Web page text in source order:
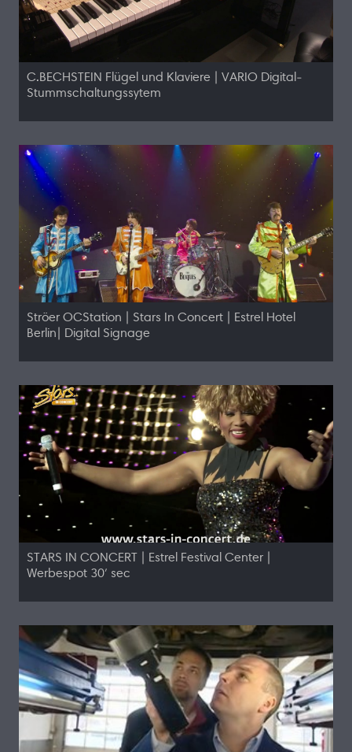
C.BECHSTEIN Flügel und Klaviere | VARIO Digital-
Stummschaltungssytem
Ströer OCStation | Stars In Concert | Estrel Hotel
Berlin| Digital Signage
STARS IN CONCERT | Estrel Festival Center |
Werbespot 30′ sec